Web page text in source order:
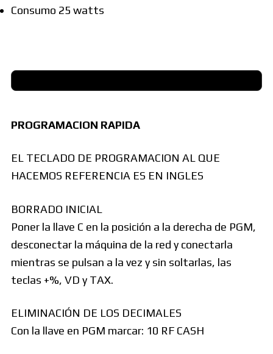
Consumo 25 watts
PROGRAMACION RAPIDA
EL TECLADO DE PROGRAMACION AL QUE
HACEMOS REFERENCIA ES EN INGLES
BORRADO INICIAL
Poner la llave C en la posición a la derecha de PGM,
desconectar la máquina de la red y conectarla
mientras se pulsan a la vez y sin soltarlas, las
teclas +%, VD y TAX.
ELIMINACIÓN DE LOS DECIMALES
Con la llave en PGM marcar: 10 RF CASH